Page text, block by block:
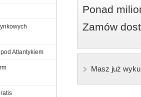
Ponad
Zamów
Masz już
Atlantykiem